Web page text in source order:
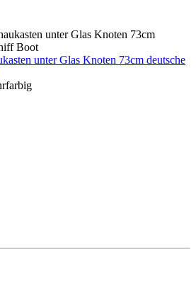
unter Glas Knoten 73cm deutsche